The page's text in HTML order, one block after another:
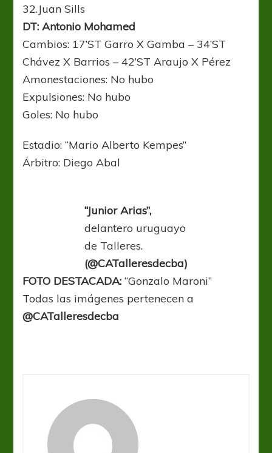
32.Juan Sills
DT: Antonio Mohamed
Cambios: 17’ST Garro X Gamba – 34’ST
Chávez X Barrios – 42’ST Araujo X Pérez
Amonestaciones: No hubo
Expulsiones: No hubo
Goles: No hubo
Estadio: “Mario Alberto Kempes”
Árbitro: Diego Abal
“Junior Arias”,
delantero uruguayo
de Talleres.
(@CATalleresdecba)
FOTO DESTACADA:“Gonzalo Maroni”
Todas las imágenes pertenecen a
@CATalleresdecba